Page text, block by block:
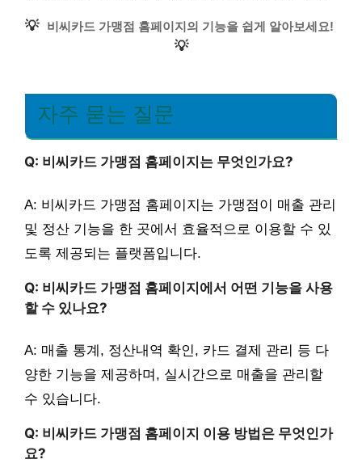
💡 비씨카드 가맹점 홈페이지의 기능을 쉽게 알아보세요!
💡
자주 묻는 질문
Q: 비씨카드 가맹점 홈페이지는 무엇인가요?
A: 비씨카드 가맹점 홈페이지는 가맹점이 매출 관리
및 정산 기능을 한 곳에서 효율적으로 이용할 수 있
도록 제공되는 플랫폼입니다.
Q: 비씨카드 가맹점 홈페이지에서 어떤 기능을 사용
할 수 있나요?
A: 매출 통계, 정산내역 확인, 카드 결제 관리 등 다
양한 기능을 제공하며, 실시간으로 매출을 관리할
수 있습니다.
Q: 비씨카드 가맹점 홈페이지 이용 방법은 무엇인가
요?